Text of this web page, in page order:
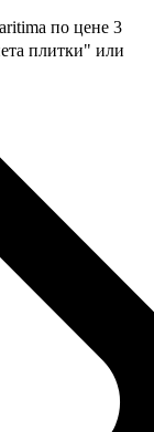
по цене 3
плитки" или